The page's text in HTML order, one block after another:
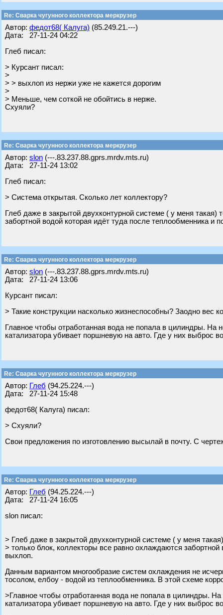
Re: Сварка чугунного коллектора меркрузер
Автор: федот68( Калуга) (85.249.21.---)
Дата: 27-11-24 04:22
Глеб писал:
> Курсант писал:
>
> > выхлоп из нержи уже не кажется дорогим
>
> Меньше, чем соткой не обойтись в нерже.
Схуяли?
Re: Сварка чугунного коллектора меркрузер
Автор: slon (---.83.237.88.gprs.mrdv.mts.ru)
Дата: 27-11-24 13:02
Глеб писал:
> Система открытая. Сколько лет коллектору?
Глеб даже в закрытой двухконтурной системе ( у меня
забортной водой которая идёт туда после теплообменника и
Re: Сварка чугунного коллектора меркрузер
Автор: slon (---.83.237.88.gprs.mrdv.mts.ru)
Дата: 27-11-24 13:06
Курсант писал:
> Такие конструкции насколько жизнеспособны? Заодно вес
Главное чтобы отработанная вода не попала в цилиндры.
катализатора убивает поршневую на авто. Где у них выброс
Re: Сварка чугунного коллектора меркрузер
Автор: Глеб (94.25.224.---)
Дата: 27-11-24 15:48
федот68( Калуга) писал:
> Схуяли?
Свои предложения по изготовлению высылай в почту. С
Re: Сварка чугунного коллектора меркрузер
Автор: Глеб (94.25.224.---)
Дата: 27-11-24 16:05
slon писал:
> Глеб даже в закрытой двухконтурной системе ( у меня
> только блок, коллекторы все равно охлаждаются
выхлоп.
Данным вариантом многообразие систем охлаждения не
тосолом, елбоу - водой из теплообменника. В этой схеме
>Главное чтобы отработанная вода не попала в цилиндры.
катализатора убивает поршневую на авто. Где у них выброс